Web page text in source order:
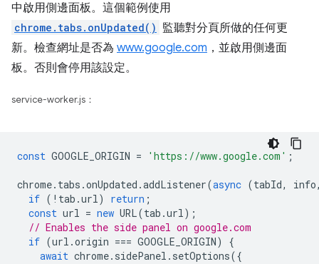
中啟用側邊面板。這個範例使用
chrome.tabs.onUpdated() 監聽對分頁所做的任何更
新。檢查網址是否為 www.google.com ，並啟用側邊面
板。否則會停用該設定。
service-worker.js：
const GOOGLE_ORIGIN = 'https://www.google.com' ;
chrome. tabs .onUpdated .addListener(async (tabId, info
if ( ! tab .url) return ;
const url = new URL(tab .url);
// Enables the side panel on google.com
if (url .origin === GOOGLE_ORIGIN)
{
await chrome. sidePanel . setOptions({